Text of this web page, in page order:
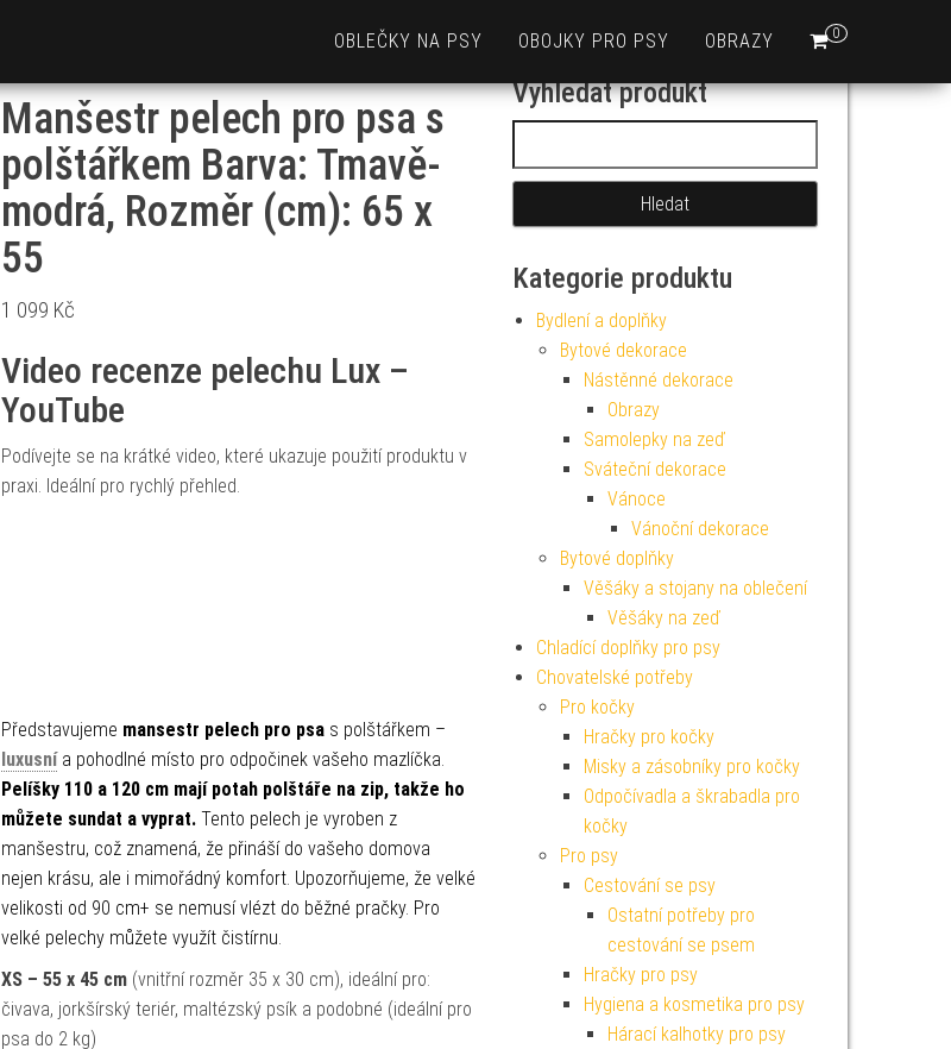
0
OBLEČKY NA PSY OBOJKY PRO PSY OBRAZY
Manšestr pelech pro psa s
polštářkem Barva: Tmavě-
modrá, Rozměr (cm): 65 x
55
1 099 Kč
Video recenze pelechu Lux –
YouTube
Podívejte se na krátké video, které ukazuje použití produktu v
praxi. Ideální pro rychlý přehled.
Představujeme mansestr pelech pro psas polštářkem –
luxusnía pohodlné místo pro odpočinek vašeho mazlíčka.
Pelíšky 110 a 120 cm mají potah polštáře na zip, takže ho
můžete sundat a vyprat. Tento pelech je vyroben z
manšestru, což znamená, že přináší do vašeho domova
nejen krásu, ale i mimořádný komfort. Upozorňujeme, že velké
velikosti od 90 cm+ se nemusí vlézt do běžné pračky. Pro
velké pelechy můžete využít čistírnu.
XS – 55 x 45 cm(vnitřní rozměr 35 x 30 cm), ideální pro:
čivava, jorkšírský teriér, maltézský psík a podobné (ideální pro
psa do 2 kg)
Vyhledat produkt
Kategorie produktu
Bydlení a doplňky
Bytové dekorace
Nástěnné dekorace
Obrazy
Samolepky na zeď
Sváteční dekorace
Vánoce
Vánoční dekorace
Bytové doplňky
Věšáky a stojany na oblečení
Věšáky na zeď
Chladící doplňky pro psy
Chovatelské potřeby
Pro kočky
Hračky pro kočky
Misky a zásobníky pro kočky
Odpočívadla a škrabadla pro
kočky
Pro psy
Cestování se psy
Ostatní potřeby pro
cestování se psem
Hračky pro psy
Hygiena a kosmetika pro psy
Hárací kalhotky pro psy